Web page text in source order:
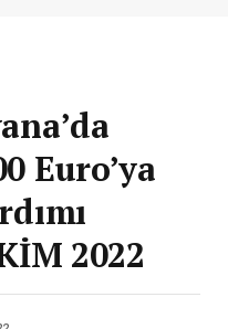
Euro’ya
2022